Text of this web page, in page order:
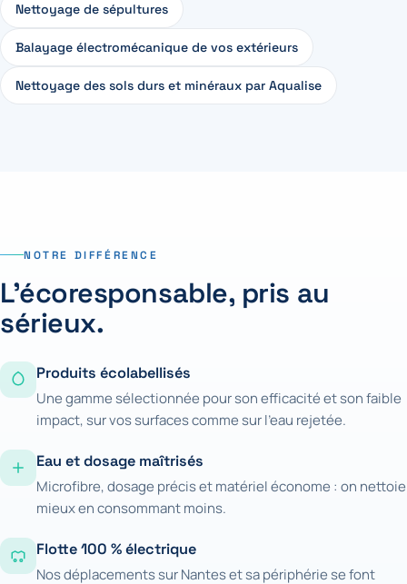
Nettoyage de sépultures
Balayage électromécanique de vos extérieurs
Nettoyage des sols durs et minéraux par Aqualise
NOTRE DIFFÉRENCE
L'écoresponsable, pris au
sérieux.
Produits écolabellisés
Une gamme sélectionnée pour son efficacité et son faible
impact, sur vos surfaces comme sur l'eau rejetée.
Eau et dosage maîtrisés
Microfibre, dosage précis et matériel économe : on nettoie
mieux en consommant moins.
Flotte 100 % électrique
Nos déplacements sur Nantes et sa périphérie se font